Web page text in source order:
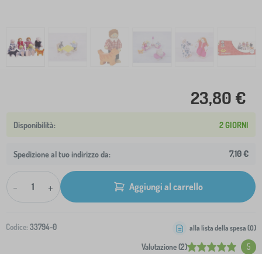
23,80 €
2 GIORNI
Spedizione al tuo indirizzo da: 7,10 €
- + Aggiungi al carrello
Codice: 33794-0
Valutazione (2) 5
alla lista della spesa (0)